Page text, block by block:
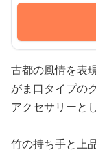
古都の風情を表
がま口タイプの
アクセサリーと
竹の持ち手と上